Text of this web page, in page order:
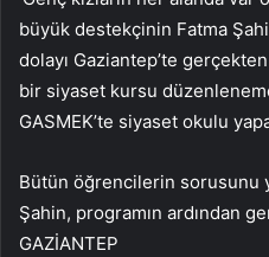
büyük destekçinin Fatma
dolayı Gaziantep’te
bir siyaset kursu
GASMEK’te siyaset okulu
Bütün öğrencilerin sorusunu
Şahin, programın ardından
GAZİANTEP